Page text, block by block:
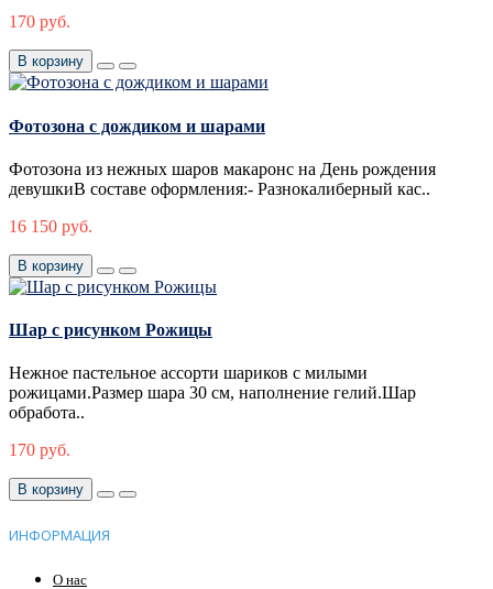
170 руб.
В корзину
Фотозона с дождиком и шарами
Фотозона из нежных шаров макаронс на День рождения
девушкиВ составе оформления:- Разнокалиберный кас..
16 150 руб.
В корзину
Шар с рисунком Рожицы
Нежное пастельное ассорти шариков с милыми
рожицами.Размер шара 30 см, наполнение гелий.Шар
обработа..
170 руб.
В корзину
ИНФОРМАЦИЯ
О нас